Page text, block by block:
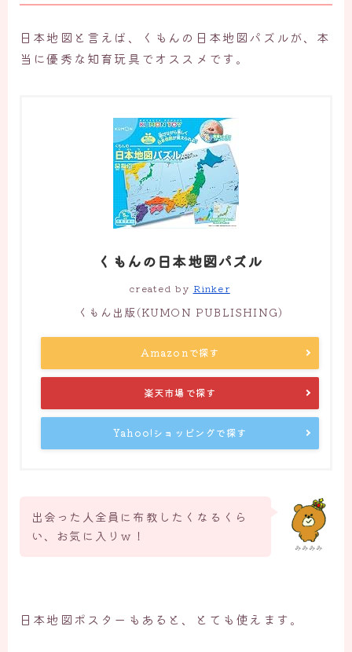
日本地図と言えば、くもんの日本地図パズルが、本
当に優秀な知育玩具でオススメです。
くもんの日本地図パズル
created by Rinker
くもん出版(KUMON PUBLISHING)
Amazonで探す
楽天市場で探す
Yahoo!ショッピングで探す
みみみみ
出会った人全員に布教したくなるくら
い、お気に入りｗ！
日本地図ポスターもあると、とても使えます。